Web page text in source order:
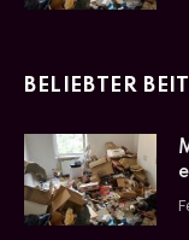
BELIEBTER